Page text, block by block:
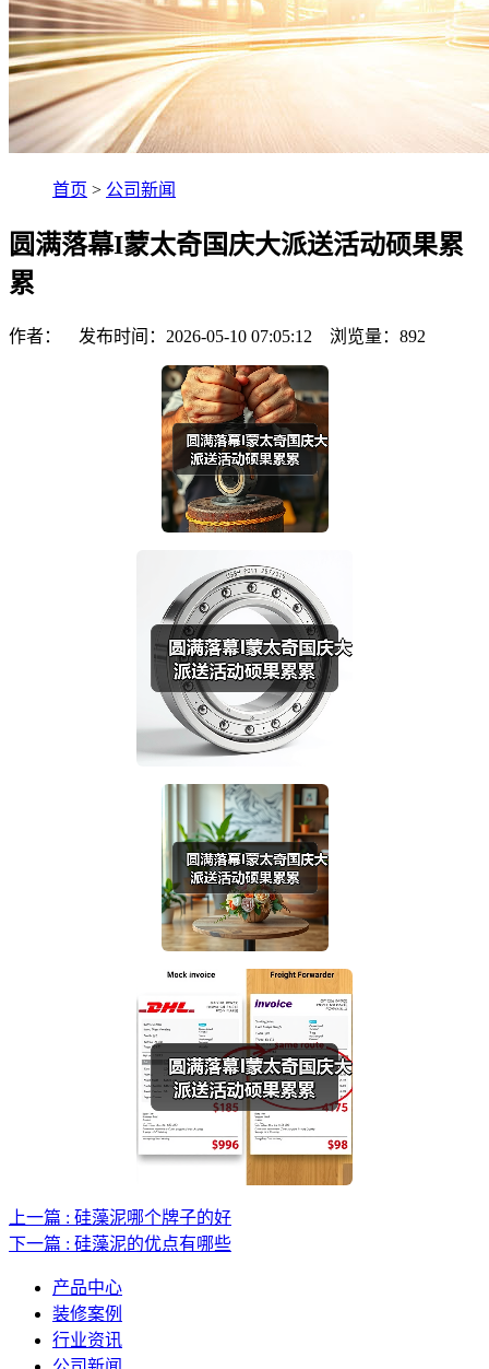
首页 > 公司新闻
圆满落幕I蒙太奇国庆大派送活动硕果累
累
作者： 发布时间：2026-05-10 07:05:12 浏览量： 892
上一篇 : 硅藻泥哪个牌子的好
下一篇 : 硅藻泥的优点有哪些
产品中心
装修案例
行业资讯